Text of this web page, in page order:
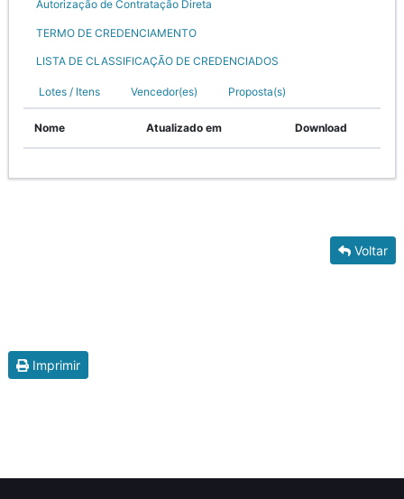
Autorização de Contratação Direta
TERMO DE CREDENCIAMENTO
LISTA DE CLASSIFICAÇÃO DE CREDENCIADOS
Lotes / Itens Vencedor(es) Proposta(s)
Nome Atualizado em Download
Voltar
Imprimir